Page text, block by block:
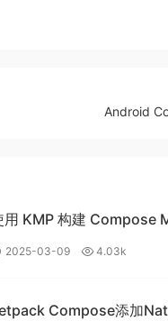
Android
用 KMP 构建 Compose
2025-03-09 4.03k
Compose添加